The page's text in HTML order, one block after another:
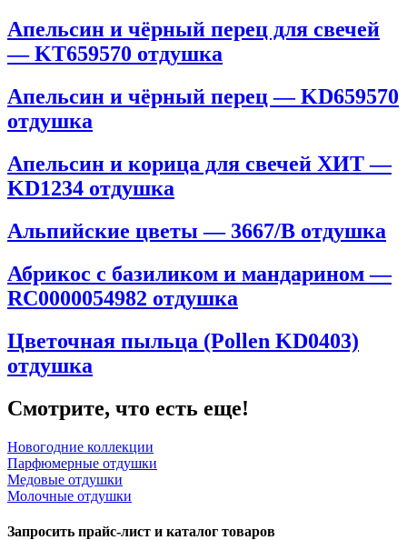
Апельсин и чёрный перец для свечей
— KT659570 отдушка
Апельсин и чёрный перец — KD659570
отдушка
Апельсин и корица для свечей ХИТ —
KD1234 отдушка
Альпийские цветы — 3667/B отдушка
Абрикос с базиликом и мандарином —
RC0000054982 отдушка
Цветочная пыльца (Pollen KD0403)
отдушка
Смотрите, что есть еще!
Новогодние коллекции
Парфюмерные отдушки
Медовые отдушки
Молочные отдушки
Запросить прайс-лист и каталог товаров